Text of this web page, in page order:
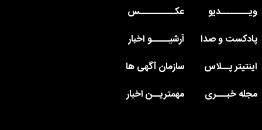
ویــــــــدیو
عکــــــــــس
پادکست و صدا
آرشیـــــو اخبار
اینتیتر پــلاس
سازمان آگهی ها
مجله خبـــری
مهمتریــن اخبار